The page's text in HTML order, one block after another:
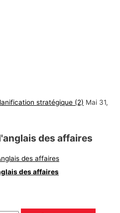
stratégique (2) Mai 31,
des affaires
des affaires